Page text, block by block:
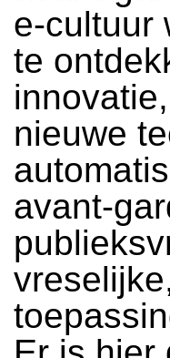
e-cultuur
te
nieuwe
avant-